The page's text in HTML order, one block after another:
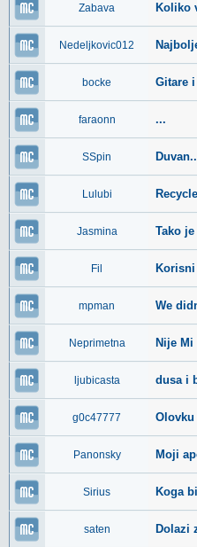
Zabava Koliko
Nedeljkovic012
bocke Gitare
faraonn ...
SSpin
Lulubi
Jasmina Tako
Fil
mpman We
Neprimetna Nije Mi
ljubicasta dusa i
g0c47777 Olovku
Panonsky Moji
Sirius Koga
saten Dolazi